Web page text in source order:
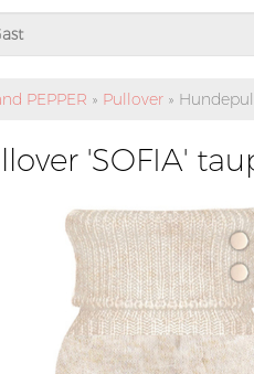
PEPPER » Pullover »
'SOFIA'